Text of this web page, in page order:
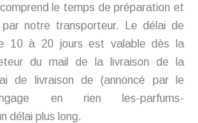
comprend le temps de préparation et
par notre transporteur. Le délai de
10 à 20 jours est valable dès la
du mail de la livraison de la
de livraison de (annoncé par le
en rien les-parfums-
délai plus long.